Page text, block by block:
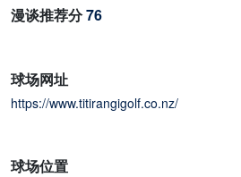
漫谈推荐分76
球场网址
https://www.titirangigolf.co.nz/
球场位置